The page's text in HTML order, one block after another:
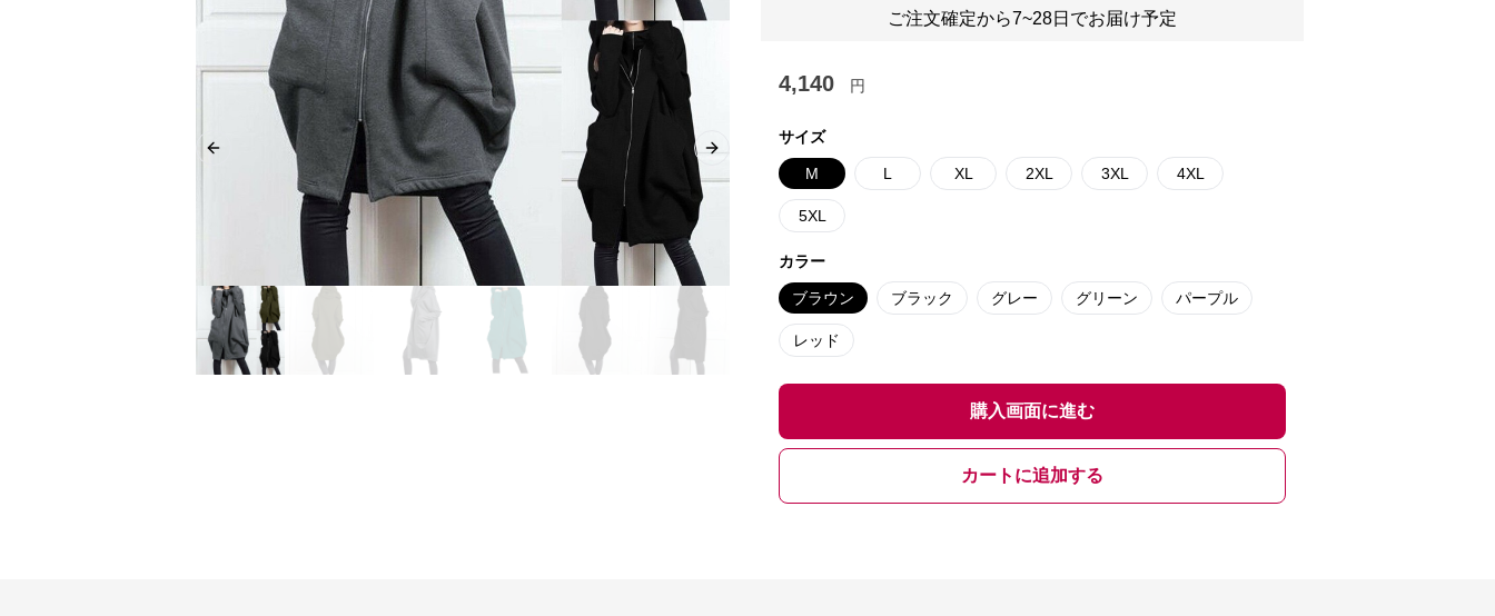
Previous slide Next slide
ご注文確定から7~28日でお届け予定
4,140 円
サイズ
M L XL 2XL 3XL 4XL
5XL
カラー
ブラウン ブラック グレー グリーン パープル
レッド
購入画面に進む
カートに追加する